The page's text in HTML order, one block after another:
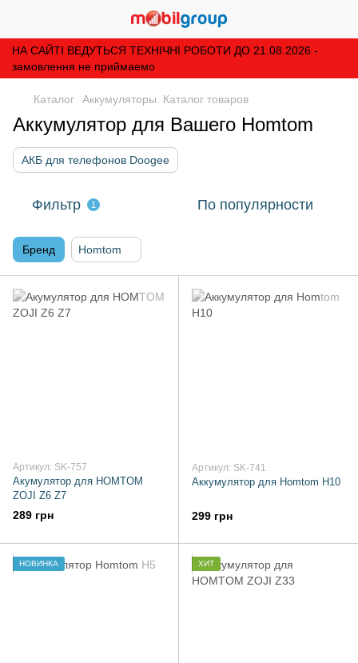
НА САЙТІ ВЕДУТЬСЯ ТЕХНІЧНІ РОБОТИ ДО 21.08.2026 -
замовлення не приймаемо
Каталог Аккумуляторы. Каталог товаров
Аккумулятор для Вашего Homtom
АКБ для телефонов Doogee
Фильтр 1 По популярности
Бренд Homtom
Артикул: SK-757
Акумулятор для HOMTOM
ZOJI Z6 Z7
289 грн
Артикул: SK-741
Аккумулятор для Homtom H10
299 грн
НОВИНКА ХИТ